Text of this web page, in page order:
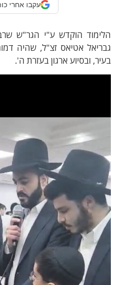
עקבו אחרי
הוקדש ע"י הגר"ש
אטיאס זצ"ל, שהיה דמות
ובסיוע ארגון בעזרת ה'.